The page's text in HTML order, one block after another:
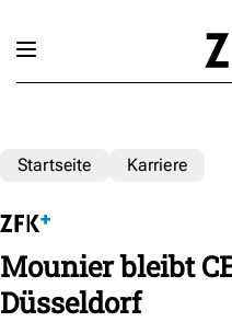
Startseite Karriere
Mounier bleibt
Düsseldorf